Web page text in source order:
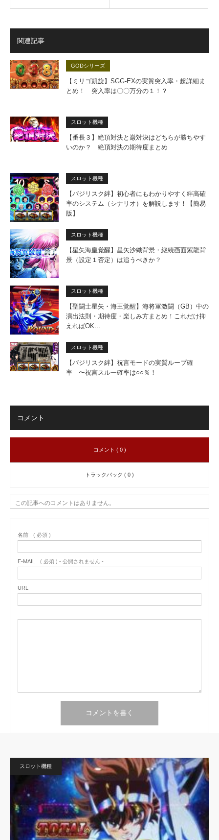
関連記事
GODシリーズ
【ミリゴ凱旋】SGG-EXの実質突入率・超詳細ま
とめ！ 突入率は〇〇万分の１！？
スロット機種
【番長３】絶頂対決と巌対決はどちらが勝ちやす
いのか？ 絶頂対決の期待度まとめ
スロット機種
【バジリスク絆】初心者にもわかりやすく絆高確
率のシステム（シナリオ）を解説します！【簡易
版】
スロット機種
【星矢海皇覚醒】星矢沙織背景・継続画面紫龍背
景（設定１否定）は追うべきか？
スロット機種
【聖闘士星矢・海王覚醒】海将軍激闘（GB）中の
演出法則・期待度・楽しみ方まとめ！これだけ抑
えればOK…
スロット機種
【バジリスク絆】祝言モードの実質ループ確
率 〜祝言スルー確率は○○％！
コメント
コメント ( 0 )
トラックバック ( 0 )
この記事へのコメントはありません。
名前 ( 必須 )
E-MAIL ( 必須 ) - 公開されません -
URL
スロット機種